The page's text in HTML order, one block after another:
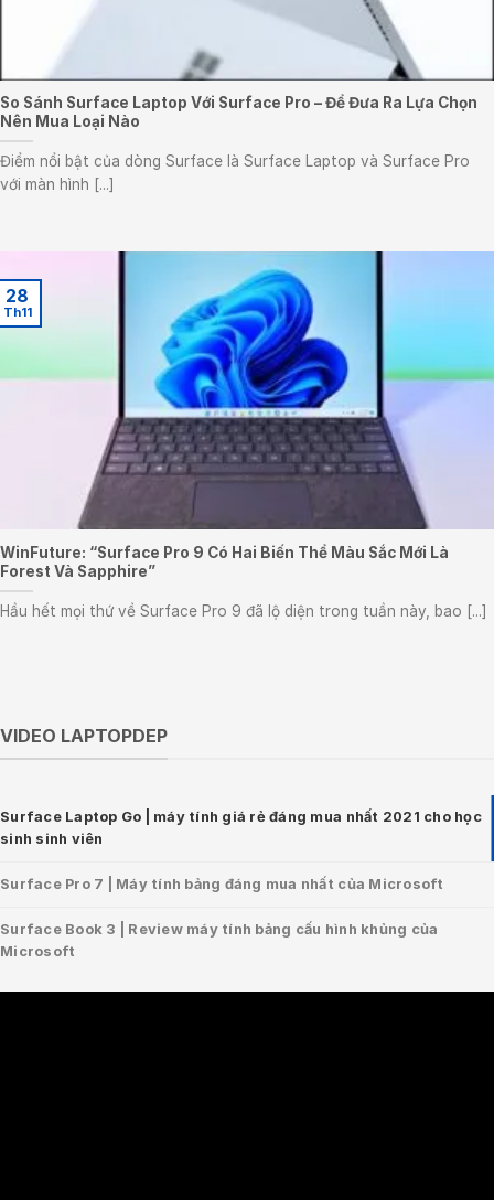
So Sánh Surface Laptop Với Surface Pro – Để Đưa Ra Lựa Chọn
Nên Mua Loại Nào
Điểm nổi bật của dòng Surface là Surface Laptop và Surface Pro
với màn hình [...]
WinFuture: “Surface Pro 9 Có Hai Biến Thể Màu Sắc Mới Là
Forest Và Sapphire”
Hầu hết mọi thứ về Surface Pro 9 đã lộ diện trong tuần này, bao [...]
28
Th11
VIDEO LAPTOPDEP
Surface Laptop Go | máy tính giá rẻ đáng mua nhất 2021 cho học
sinh sinh viên
Surface Pro 7 | Máy tính bảng đáng mua nhất của Microsoft
Surface Book 3 | Review máy tính bảng cấu hình khủng của
Microsoft